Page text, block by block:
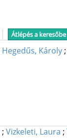
Átlépés a keresőbe
Hegedűs, Károly;
; Vizkeleti, Laura ;